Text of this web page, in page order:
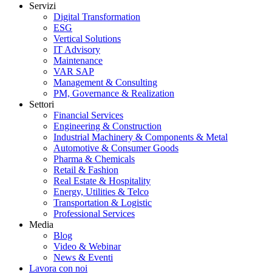
Servizi
Digital Transformation
ESG
Vertical Solutions
IT Advisory
Maintenance
VAR SAP
Management & Consulting
PM, Governance & Realization
Settori
Financial Services
Engineering & Construction
Industrial Machinery & Components & Metal
Automotive & Consumer Goods
Pharma & Chemicals
Retail & Fashion
Real Estate & Hospitality
Energy, Utilities & Telco
Transportation & Logistic
Professional Services
Media
Blog
Video & Webinar
News & Eventi
Lavora con noi